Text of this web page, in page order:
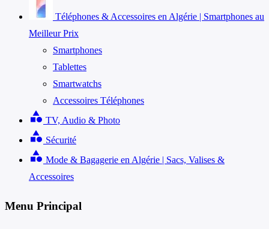
Téléphones & Accessoires en Algérie | Smartphones au
Meilleur Prix
Smartphones
Tablettes
Smartwatchs
Accessoires Téléphones
category TV, Audio & Photo
category Sécurité
category Mode & Bagagerie en Algérie | Sacs, Valises &
Accessoires
Menu Principal